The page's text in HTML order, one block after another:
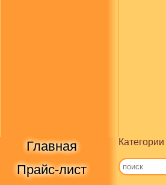
Главная
Прайс-лист
Категории